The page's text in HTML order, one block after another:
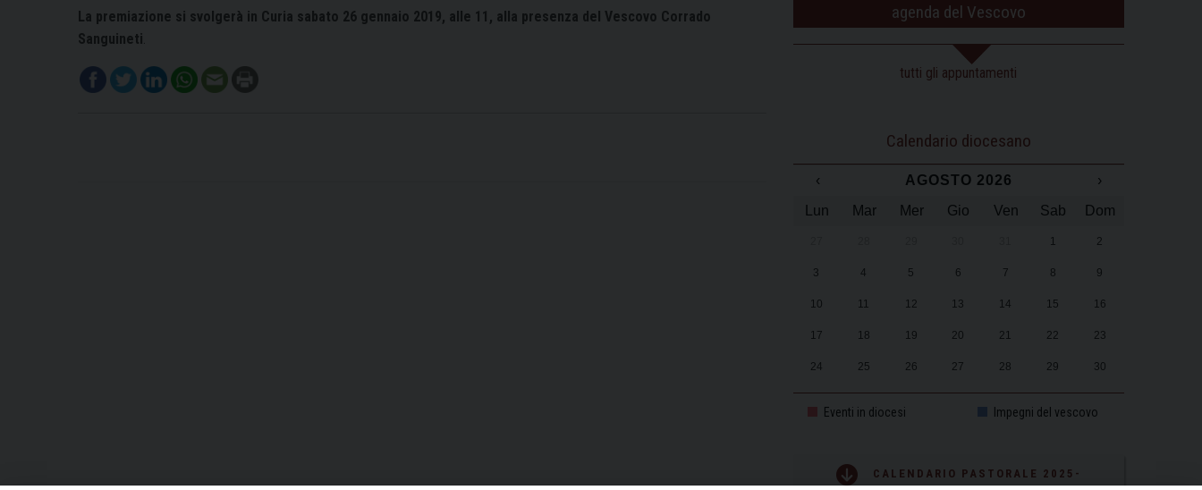
La premiazione si svolgerà in Curia sabato 26 gennaio 2019, alle 11, alla presenza del Vescovo Corrado
Sanguineti.
agenda del Vescovo
tutti gli appuntamenti
Calendario diocesano
‹ AGOSTO 2026
›
Lun
Mar Mer Gio Ven Sab Dom
1 2
3 4 5 6 7 8 9
10 11 12 13 14 15 16
17 18 19 20 21 22 23
24 25 26 27 28 29 30
Eventi in diocesi Impegni del vescovo
CALENDARIO PASTORALE 2025-